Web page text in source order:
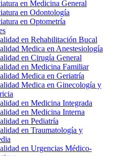
en Medicina General
en Odontología
en Optometría
en Rehabilitación Bucal
Medica en Anestesiología
en Cirugía General
en Medicina Familiar
Medica en Geriatría
Medica en Ginecología y
en Medicina Integrada
en Medicina Interna
en Pediatría
en Traumatología y
en Urgencias Médico-